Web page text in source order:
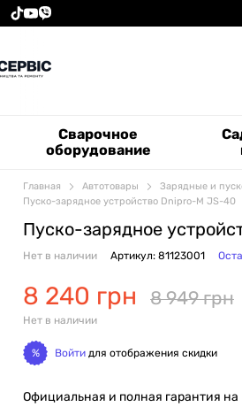
Сварочное
оборудование
Главная Автотовары Зарядные и
Пуско-зарядное устройство Dnipro-M JS-40
Пуско-зарядное
Нет в наличии Артикул: 81123001
8 240 грн 8 949 грн
Нет в наличии
% Войти для отображения скидки
Официальная и полная гарантия